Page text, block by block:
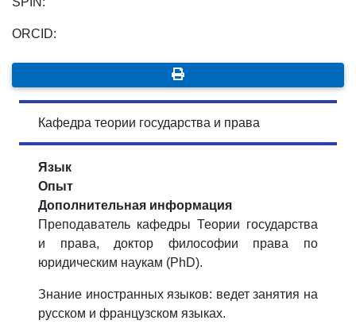
ORCID:
Кафедра теории государства и права
Язык
Опыт
Дополнительная информация
Преподаватель кафедры Теории государства
и права, доктор философии права по
юридическим наукам (PhD).
Знание иностранных языков: ведет занятия на
русском и французском языках.